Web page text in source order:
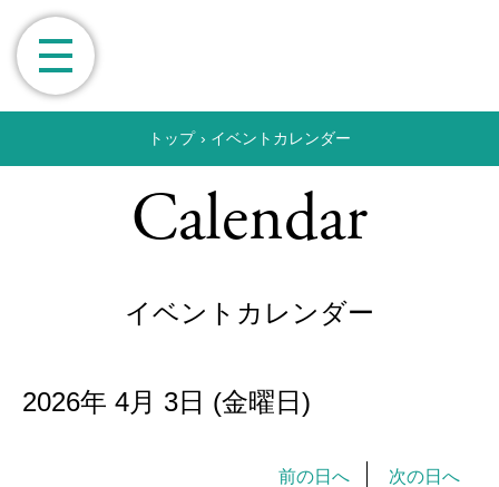
トップ › イベントカレンダー
Calendar
イベントカレンダー
2026年 4月 3日 (金曜日 )
前の日へ 次の日へ